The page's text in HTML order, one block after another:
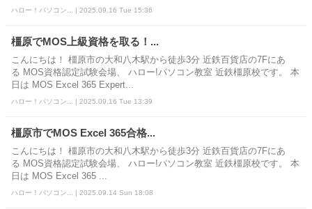
ハロー！パソコン... | 2025.09.16 Tue 15:36
橿原でMOS上級資格を取る！...
こんにちは！ 橿原市の大和八木駅から徒歩3分 近鉄百貨店の7Fにあ
る MOS資格認定試験会場、 ハロー!パソコン教室 近鉄橿原校です。 本
日は MOS Excel 365 Expert...
ハロー！パソコン... | 2025.09.16 Tue 13:39
橿原市でMOS Excel 365合格...
こんにちは！ 橿原市の大和八木駅から徒歩3分 近鉄百貨店の7Fにあ
る MOS資格認定試験会場、 ハロー!パソコン教室 近鉄橿原校です。 本
日は MOS Excel 365 ...
ハロー！パソコン... | 2025.09.14 Sun 18:08